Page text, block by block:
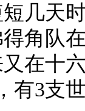
几天
角队
在十
有3支